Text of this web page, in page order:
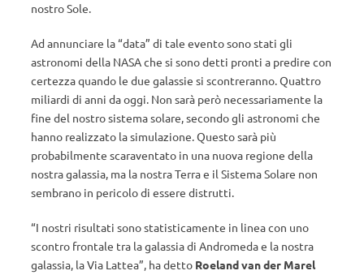
nostro Sole.
Ad annunciare la “data” di tale evento sono stati gli
astronomi della NASA che si sono detti pronti a predire con
certezza quando le due galassie si scontreranno. Quattro
miliardi di anni da oggi. Non sarà però necessariamente la
fine del nostro sistema solare, secondo gli astronomi che
hanno realizzato la simulazione. Questo sarà più
probabilmente scaraventato in una nuova regione della
nostra galassia, ma la nostra Terra e il Sistema Solare non
sembrano in pericolo di essere distrutti.
“I nostri risultati sono statisticamente in linea con uno
scontro frontale tra la galassia di Andromeda e la nostra
galassia, la Via Lattea”, ha detto Roeland van der Marel